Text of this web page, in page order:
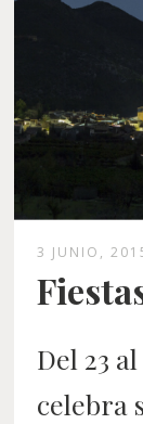
3 JUNIO,
Del 23
celebra